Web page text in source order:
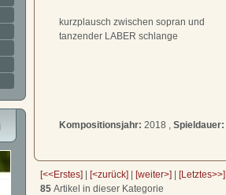
kurzplausch zwischen sopran und
tanzender LABER schlange
Kompositionsjahr: 2018 , Spieldauer:
[<<Erstes] | [<zurück] | [weiter>] | [Letztes>>]
85 Artikel in dieser Kategorie